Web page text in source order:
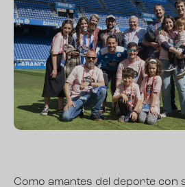
Como amantes del deporte con